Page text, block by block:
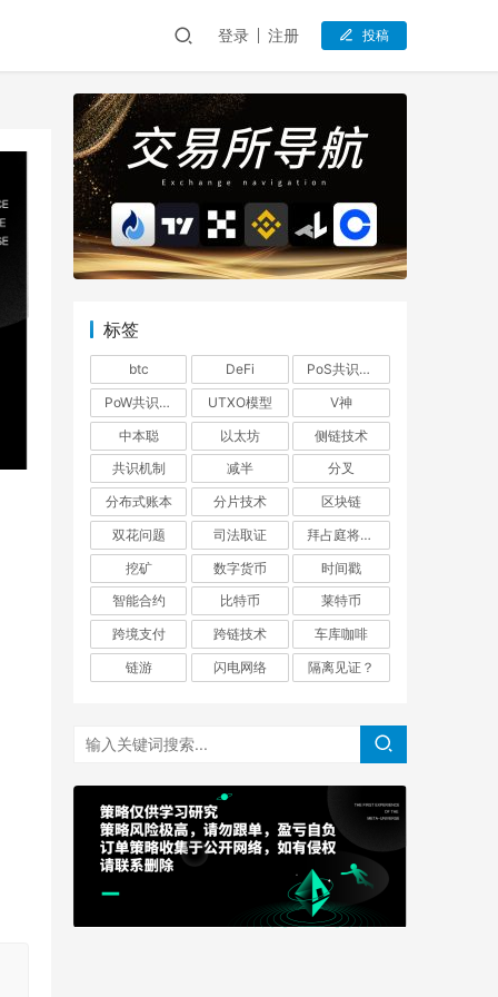
登录 注册 投稿
标签
btc DeFi
PoS共识机制
PoW共识机制
UTXO模型
V神
中本聪
以太坊
侧链技术
共识机制
减半
分叉
分布式账本
分片技术
区块链
双花问题
司法取证
拜占庭将军问题
挖矿
数字货币
时间戳
智能合约
比特币
莱特币
跨境支付
跨链技术
车库咖啡
链游
闪电网络 隔离见证？